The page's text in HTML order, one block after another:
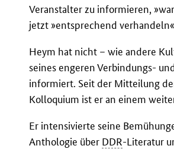
Veranstalter zu informieren,
jetzt »entsprechend
Heym hat nicht – wie andere
seines engeren Verbindungs-
informiert. Seit der Mitteilung
Kolloquium ist er an einem
Er intensivierte seine
Anthologie über DDR-Literatur